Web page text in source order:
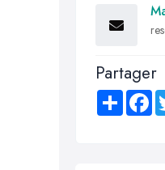
Partager
Share